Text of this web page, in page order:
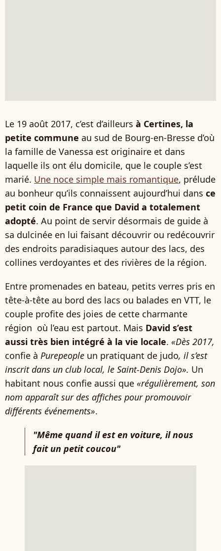
Le 19 août 2017, c’est d’ailleurs à Certines, la
petite commune au sud de Bourg-en-Bresse d’où
la famille de Vanessa est originaire et dans
laquelle ils ont élu domicile, que le couple s’est
marié. Une noce simple mais romantique, prélude
au bonheur qu’ils connaissent aujourd’hui dans ce
petit coin de France que David a totalement
adopté. Au point de servir désormais de guide à
sa dulcinée en lui faisant découvrir ou redécouvrir
des endroits paradisiaques autour des lacs, des
collines verdoyantes et des rivières de la région.
Entre promenades en bateau, petits verres pris en
tête-à-tête au bord des lacs ou balades en VTT, le
couple profite des joies de cette charmante
région où l’eau est partout. Mais David s’est
aussi très bien intégré à la vie locale. «Dès 2017,
confie à Purepeople un pratiquant de judo, il s’est
inscrit dans un club local, le Saint-Denis Dojo». Un
habitant nous confie aussi que «régulièrement, son
nom apparaît sur des affiches pour promouvoir
différents événements».
"Même quand il est en voiture, il nous
fait un petit coucou"